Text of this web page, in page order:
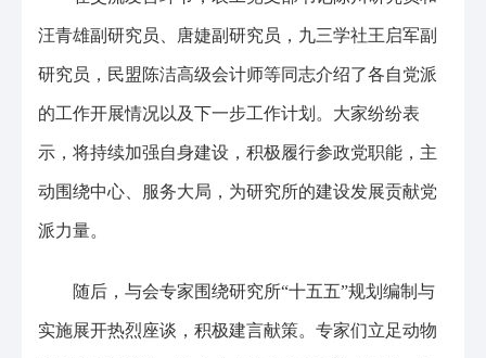
汪青雄副研究员、唐婕副研究员，九三学社王启军副
研究员，民盟陈洁高级会计师等同志介绍了各自党派
的工作开展情况以及下一步工作计划。大家纷纷表
示，将持续加强自身建设，积极履行参政党职能，主
动围绕中心、服务大局，为研究所的建设发展贡献党
派力量。
随后，与会专家围绕研究所“十五五”规划编制与
实施展开热烈座谈，积极建言献策。专家们立足动物